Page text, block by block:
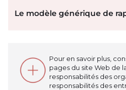
Le modèle générique de
Pour en savoir plus,
pages du site Web de
responsabilités des
responsabilités des